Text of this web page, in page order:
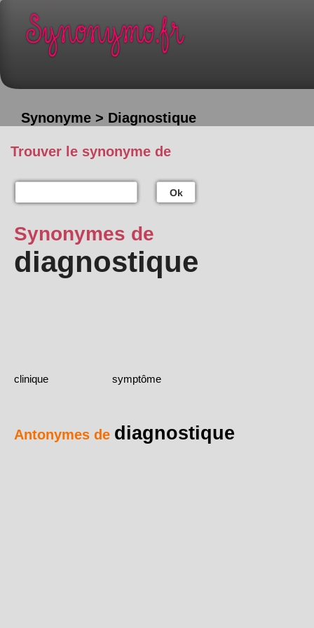
Synonyme > Diagnostique
Trouver le synonyme de
Ok
Synonymes de
diagnostique
clinique symptôme
Antonymes de diagnostique